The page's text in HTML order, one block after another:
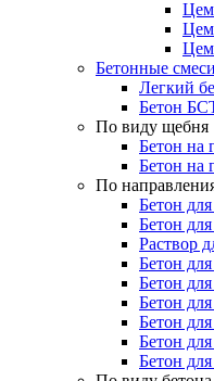
Бетонные смеси
Легкий
Бетон
По виду щебня
Бетон на
Бетон на
По
Бетон
Бетон
Раствор
Бетон
Бетон
Бетон
Бетон
Бетон
Бетон